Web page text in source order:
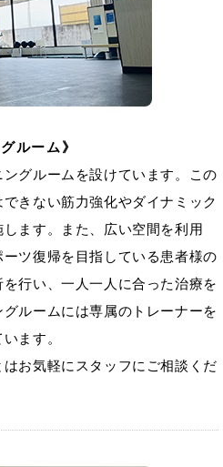
ルーム
グルームを設けています。この
きない筋力強化やダイナミック
ます。また、広い空間を利用
ツ復帰を目指している患者様の
行い、一人一人に合った治療を
ルームには専属のトレーナーを
ます。
お気軽にスタッフにご相談くだ